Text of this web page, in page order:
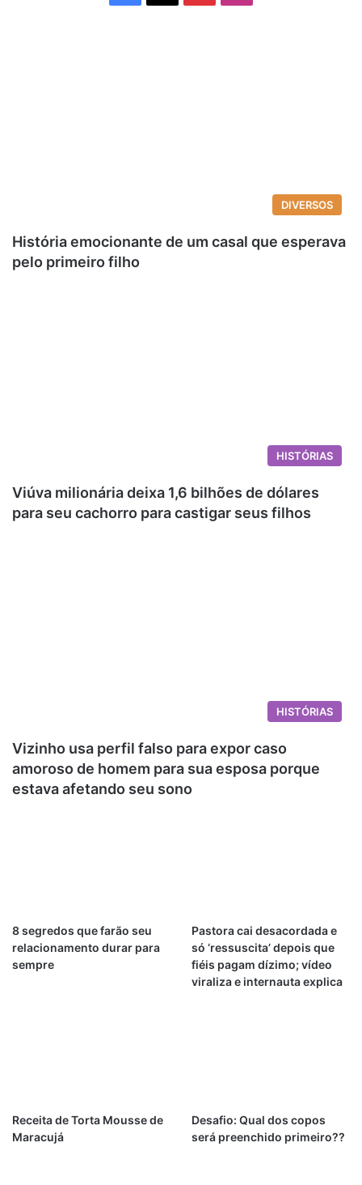
DIVERSOS
História emocionante de um casal que esperava
pelo primeiro filho
HISTÓRIAS
Viúva milionária deixa 1,6 bilhões de dólares
para seu cachorro para castigar seus filhos
HISTÓRIAS
Vizinho usa perfil falso para expor caso
amoroso de homem para sua esposa porque
estava afetando seu sono
8 segredos que farão seu
relacionamento durar para
sempre
Pastora cai desacordada e
só ‘ressuscita’ depois que
fiéis pagam dízimo; vídeo
viraliza e internauta explica
Receita de Torta Mousse de
Maracujá
Desafio: Qual dos copos
será preenchido primeiro??